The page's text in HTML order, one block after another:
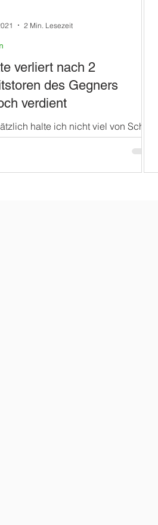
verliert nach 2
des Gegners
verdient
halte ich nicht viel von Schiri-
jeder Mensch mal einen Fehler
darf und die Kicker ja auch
2 Min. Lesezeit